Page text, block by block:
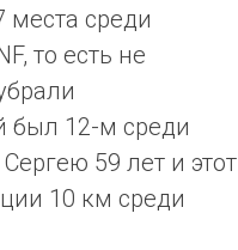
среди
то есть не
был 12-м среди
59 лет и этот
10 км среди